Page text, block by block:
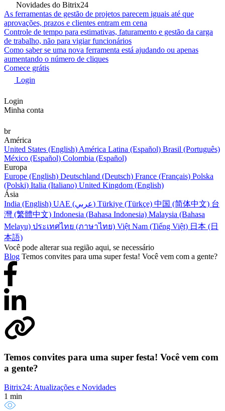
Novidades do Bitrix24
As ferramentas de gestão de projetos parecem iguais até que
aprovações, prazos e clientes entram em cena
Controle de tempo para estimativas, faturamento e gestão da carga
de trabalho, não para vigiar funcionários
Como saber se uma nova ferramenta está ajudando ou apenas
aumentando o número de cliques
Comece grátis
Login
Login
Minha conta
br
América
United States (English) América Latina (Español) Brasil (Português)
México (Español) Colombia (Español)
Europa
Europe (English) Deutschland (Deutsch) France (Français) Polska
(Polski) Italia (Italiano) United Kingdom (English)
Ásia
India (English)
UAE (عربي) Türkiye (Türkçe) 中国 (简体中文) 台
灣 (繁體中文) Indonesia (Bahasa Indonesia) Malaysia (Bahasa
Melayu) ประเทศไทย (ภาษาไทย) Việt Nam (Tiếng Việt) 日本 (日
本語)
Você pode alterar sua região aqui, se necessário
Blog Temos convites para uma super festa! Você vem com a gente?
Temos convites para uma super festa! Você vem com
a gente?
Bitrix24: Atualizações e Novidades
1 min